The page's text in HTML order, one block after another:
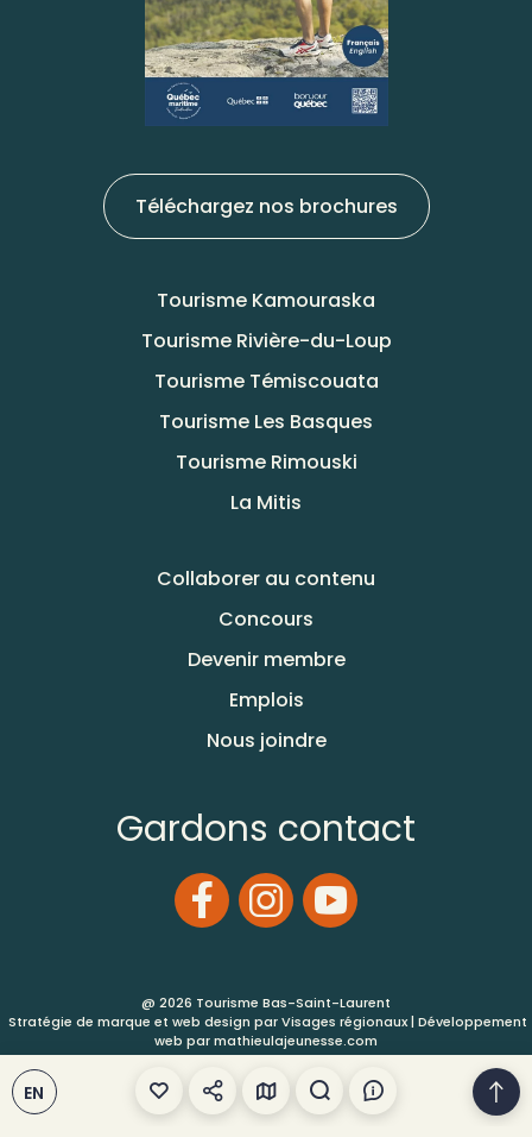
EN
Téléchargez nos brochures
Tourisme Kamouraska
Tourisme Rivière-du-Loup
Tourisme Témiscouata
Tourisme Les Basques
Tourisme Rimouski
La Mitis
Collaborer au contenu
Concours
Devenir membre
Emplois
Nous joindre
Gardons contact
@ 2026 Tourisme Bas-Saint-Laurent
Stratégie de marque et web design parVisages régionaux| Développement
web parmathieulajeunesse.com
Conditions d’utilisation
Plan de site